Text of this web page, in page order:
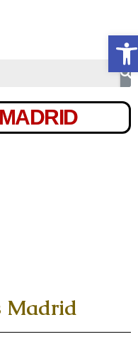
Madrid